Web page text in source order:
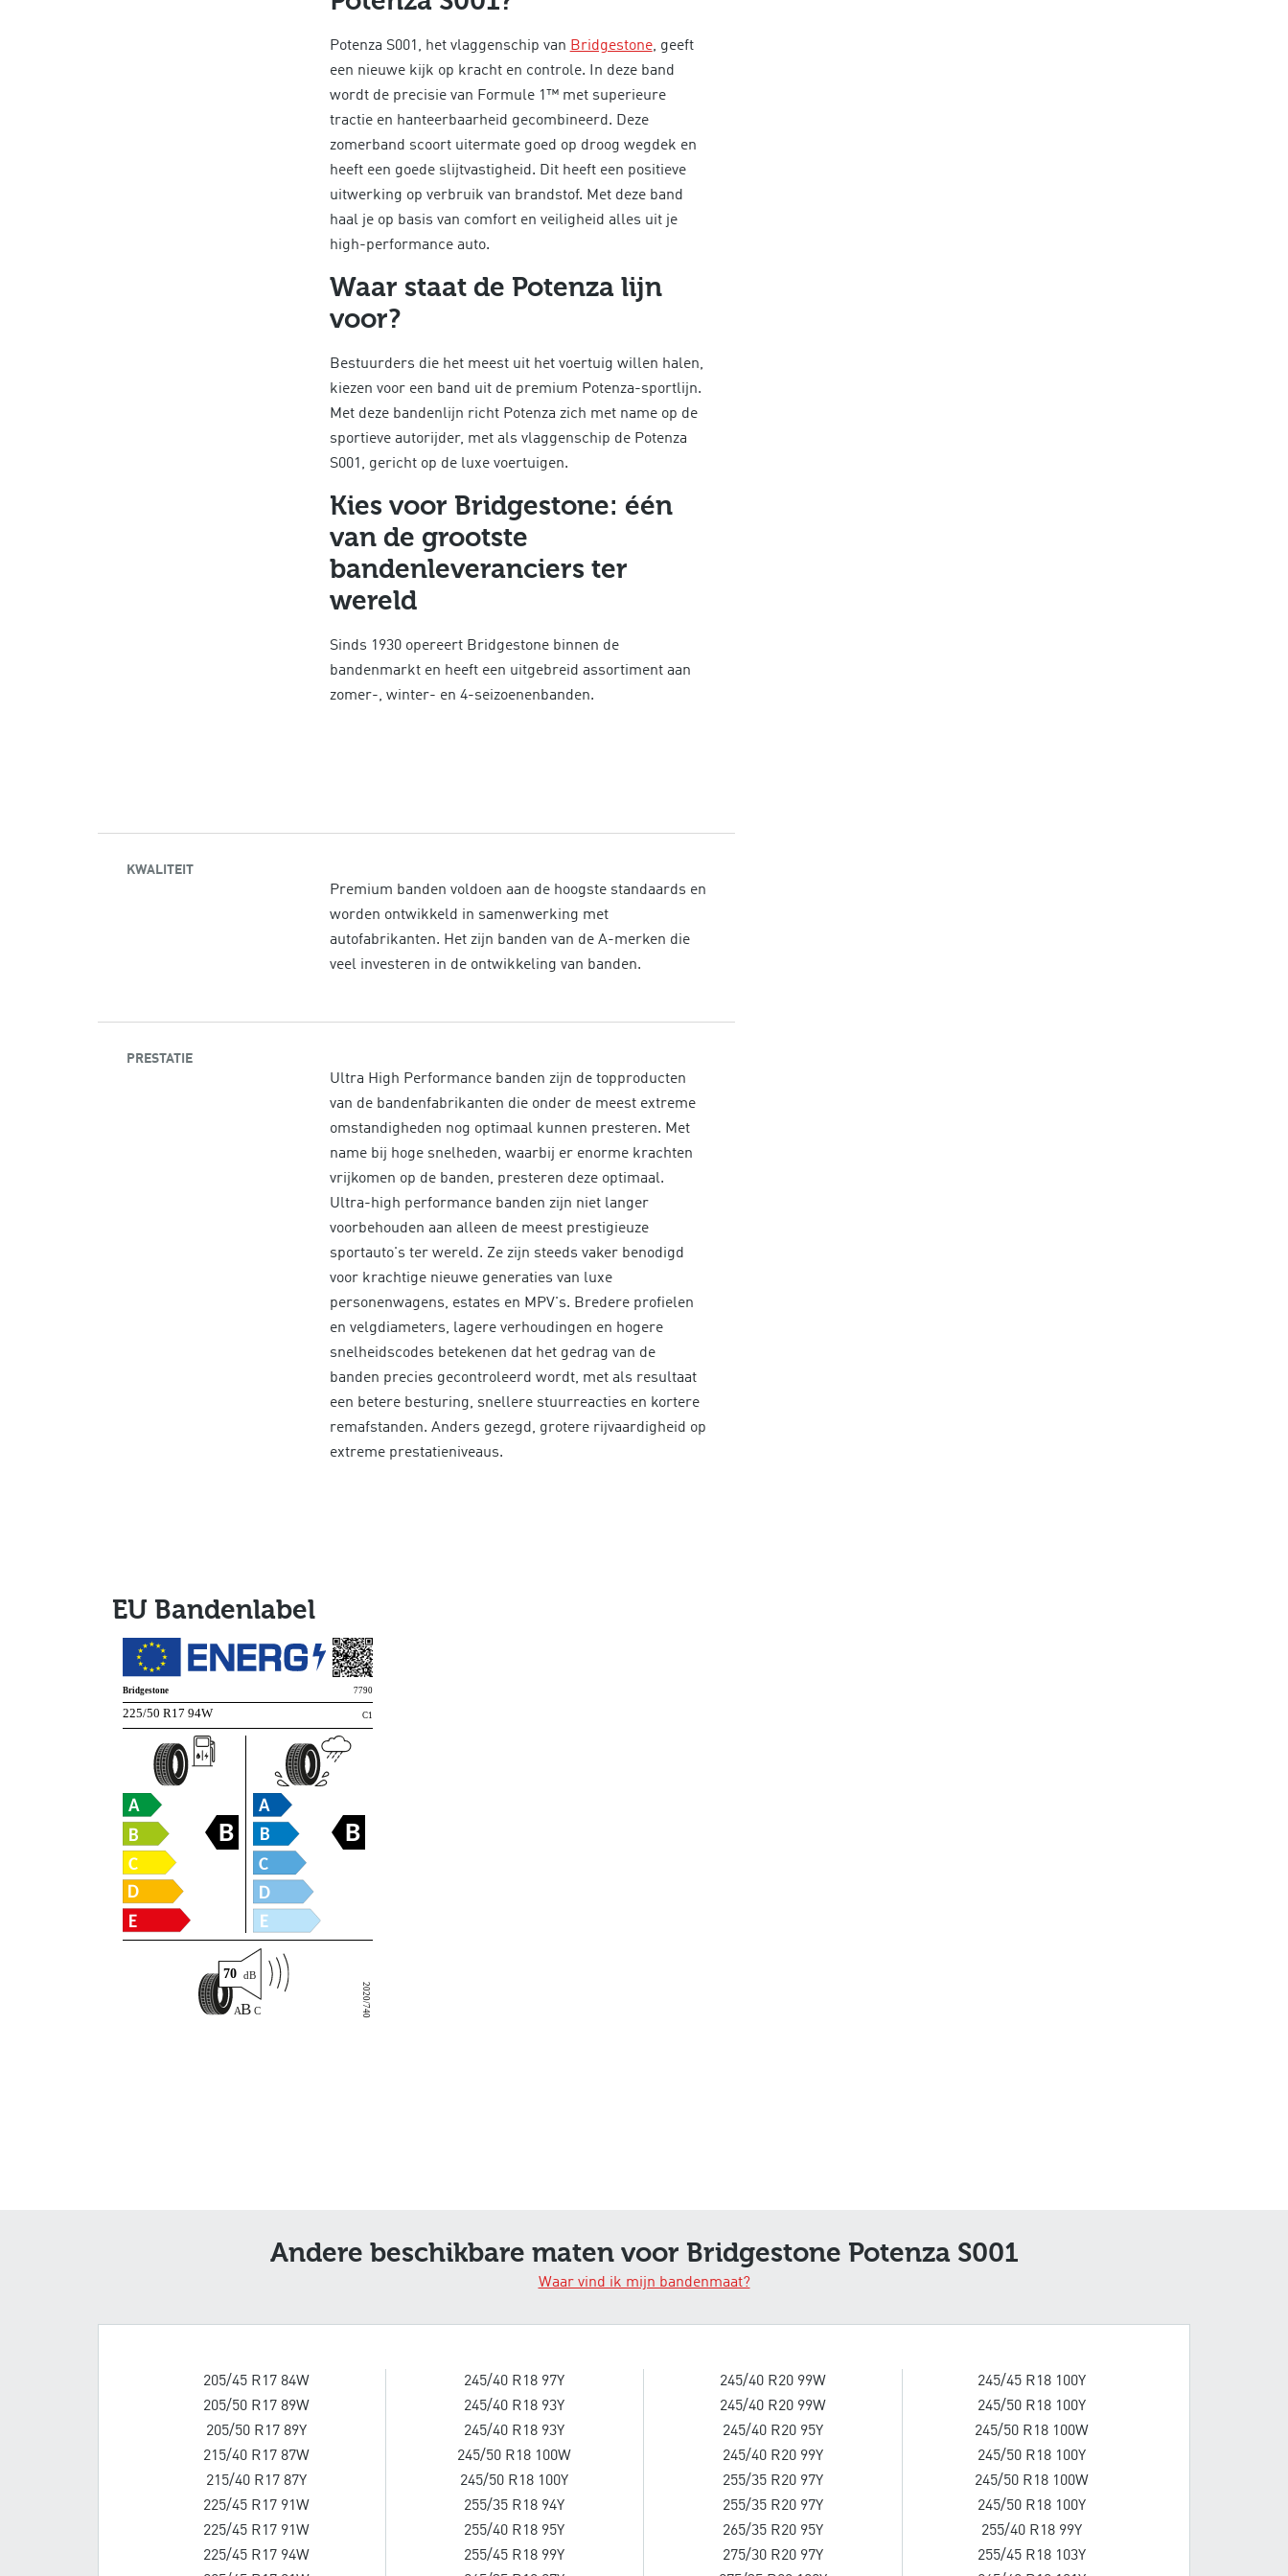
Potenza S001, het vlaggenschip van Bridgestone, geeft
een nieuwe kijk op kracht en controle. In deze band
wordt de precisie van Formule 1™ met superieure
tractie en hanteerbaarheid gecombineerd. Deze
zomerband scoort uitermate goed op droog wegdek en
heeft een goede slijtvastigheid. Dit heeft een positieve
uitwerking op verbruik van brandstof. Met deze band
haal je op basis van comfort en veiligheid alles uit je
high-performance auto.
Waar staat de Potenza lijn
voor?
Bestuurders die het meest uit het voertuig willen halen,
kiezen voor een band uit de premium Potenza-sportlijn.
Met deze bandenlijn richt Potenza zich met name op de
sportieve autorijder, met als vlaggenschip de Potenza
S001, gericht op de luxe voertuigen.
Kies voor Bridgestone: één
van de grootste
bandenleveranciers ter
wereld
Sinds 1930 opereert Bridgestone binnen de
bandenmarkt en heeft een uitgebreid assortiment aan
zomer-, winter- en 4-seizoenenbanden.
KWALITEIT
Premium banden voldoen aan de hoogste standaards en
worden ontwikkeld in samenwerking met
autofabrikanten. Het zijn banden van de A-merken die
veel investeren in de ontwikkeling van banden.
PRESTATIE
Ultra High Performance banden zijn de topproducten
van de bandenfabrikanten die onder de meest extreme
omstandigheden nog optimaal kunnen presteren. Met
name bij hoge snelheden, waarbij er enorme krachten
vrijkomen op de banden, presteren deze optimaal.
Ultra-high performance banden zijn niet langer
voorbehouden aan alleen de meest prestigieuze
sportauto's ter wereld. Ze zijn steeds vaker benodigd
voor krachtige nieuwe generaties van luxe
personenwagens, estates en MPV's. Bredere profielen
en velgdiameters, lagere verhoudingen en hogere
snelheidscodes betekenen dat het gedrag van de
banden precies gecontroleerd wordt, met als resultaat
een betere besturing, snellere stuurreacties en kortere
remafstanden. Anders gezegd, grotere rijvaardigheid op
extreme prestatieniveaus.
EU Bandenlabel
Bridgestone 7790
225/50 R17 94W C1
B B
2020/740
70
Andere beschikbare maten voor Bridgestone Potenza S001
Waar vind ik mijn bandenmaat?
205/45 R17 84W
205/50 R17 89W
205/50 R17 89Y
215/40 R17 87W
215/40 R17 87Y
225/45 R17 91W
225/45 R17 91W
225/45 R17 94W
245/40 R18 97Y
245/40 R18 93Y
245/40 R18 93Y
245/50 R18 100W
245/50 R18 100Y
255/35 R18 94Y
255/40 R18 95Y
255/45 R18 99Y
245/40 R20 99W
245/40 R20 99W
245/40 R20 95Y
245/40 R20 99Y
255/35 R20 97Y
255/35 R20 97Y
265/35 R20 95Y
275/30 R20 97Y
245/45 R18 100Y
245/50 R18 100Y
245/50 R18 100W
245/50 R18 100Y
245/50 R18 100W
245/50 R18 100Y
255/40 R18 99Y
255/45 R18 103Y